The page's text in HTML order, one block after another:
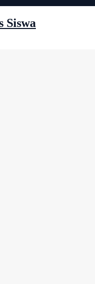
Siswa